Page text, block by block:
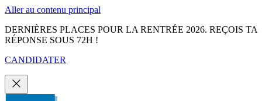
Aller au contenu principal
DERNIÈRES PLACES POUR LA RENTRÉE 2026. REÇOIS TA
RÉPONSE SOUS 72H !
CANDIDATER